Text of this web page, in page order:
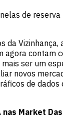
de
da Vizinhança,
agora contam
mais ser um
novos
de dados
Market